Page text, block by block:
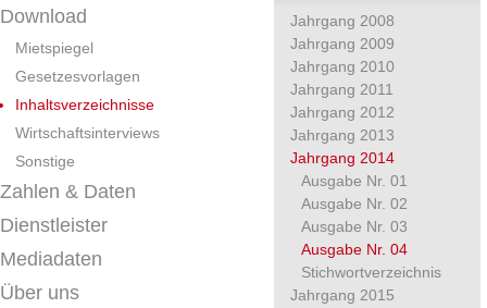
Download
Mietspiegel
Gesetzesvorlagen
Inhaltsverzeichnisse
Wirtschaftsinterviews
Sonstige
Zahlen & Daten
Dienstleister
Mediadaten
Über uns
Jahrgang 2008
Jahrgang 2009
Jahrgang 2010
Jahrgang 2011
Jahrgang 2012
Jahrgang 2013
Jahrgang 2014
Ausgabe Nr. 01
Ausgabe Nr. 02
Ausgabe Nr. 03
Ausgabe Nr. 04
Stichwortverzeichnis
Jahrgang 2015